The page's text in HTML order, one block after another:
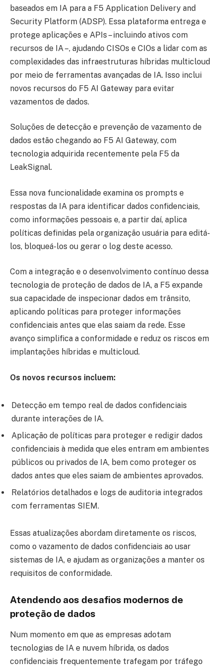
baseados em IA para a F5 Application Delivery and
Security Platform (ADSP). Essa plataforma entrega e
protege aplicações e APIs – incluindo ativos com
recursos de IA –, ajudando CISOs e CIOs a lidar com as
complexidades das infraestruturas híbridas multicloud
por meio de ferramentas avançadas de IA. Isso inclui
novos recursos do F5 AI Gateway para evitar
vazamentos de dados.
Soluções de detecção e prevenção de vazamento de
dados estão chegando ao F5 AI Gateway, com
tecnologia adquirida recentemente pela F5 da
LeakSignal.
Essa nova funcionalidade examina os prompts e
respostas da IA para identificar dados confidenciais,
como informações pessoais e, a partir daí, aplica
políticas definidas pela organização usuária para editá-
los, bloqueá-los ou gerar o log deste acesso.
Com a integração e o desenvolvimento contínuo dessa
tecnologia de proteção de dados de IA, a F5 expande
sua capacidade de inspecionar dados em trânsito,
aplicando políticas para proteger informações
confidenciais antes que elas saiam da rede. Esse
avanço simplifica a conformidade e reduz os riscos em
implantações híbridas e multicloud.
Os novos recursos incluem:
Detecção em tempo real de dados confidenciais
durante interações de IA.
Aplicação de políticas para proteger e redigir dados
confidenciais à medida que eles entram em ambientes
públicos ou privados de IA, bem como proteger os
dados antes que eles saiam de ambientes aprovados.
Relatórios detalhados e logs de auditoria integrados
com ferramentas SIEM.
Essas atualizações abordam diretamente os riscos,
como o vazamento de dados confidenciais ao usar
sistemas de IA, e ajudam as organizações a manter os
requisitos de conformidade.
Atendendo aos desafios modernos de
proteção de dados
Num momento em que as empresas adotam
tecnologias de IA e nuvem híbrida, os dados
confidenciais frequentemente trafegam por tráfego